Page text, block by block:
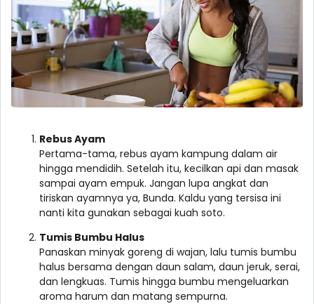
Rebus Ayam
Pertama-tama, rebus ayam kampung dalam air
hingga mendidih. Setelah itu, kecilkan api dan masak
sampai ayam empuk. Jangan lupa angkat dan
tiriskan ayamnya ya, Bunda. Kaldu yang tersisa ini
nanti kita gunakan sebagai kuah soto.
Tumis Bumbu Halus
Panaskan minyak goreng di wajan, lalu tumis bumbu
halus bersama dengan daun salam, daun jeruk, serai,
dan lengkuas. Tumis hingga bumbu mengeluarkan
aroma harum dan matang sempurna.